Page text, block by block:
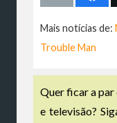
Mais notícias de:
Trouble Man
Quer ficar a par
e televisão?